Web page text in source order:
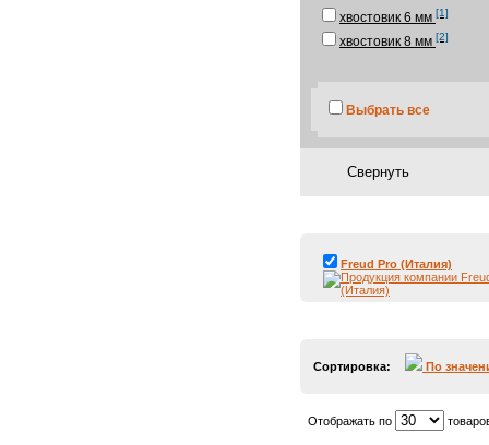
хвостовик 6 мм [1]
хвостовик 8 мм [2]
Выбрать все
Freud Pro (Италия)
Сортировка: По
Отображать по